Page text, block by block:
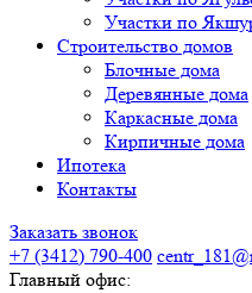
Участки по
Строительство домов
Блочные дома
Деревянные дома
Каркасные дома
Кирпичные дома
Ипотека
Контакты
Заказать звонок
+7 (3412) 790-400
Главный офис: